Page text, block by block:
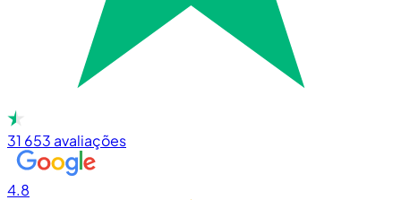
31 653 avaliações
4.8